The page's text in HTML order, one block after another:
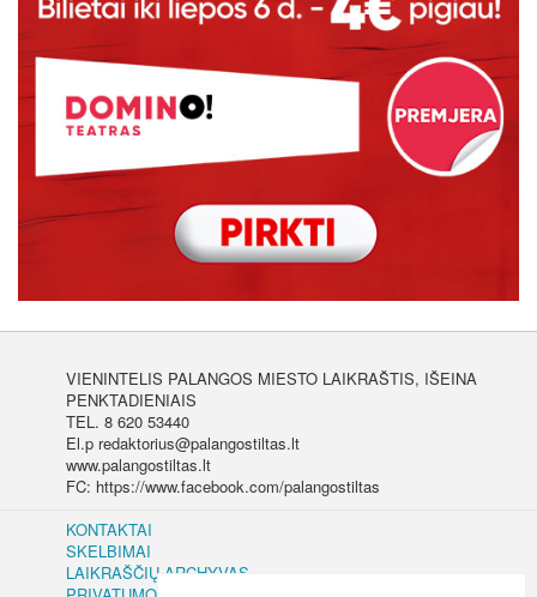
VIENINTELIS PALANGOS MIESTO LAIKRAŠTIS, IŠEINA
PENKTADIENIAIS
TEL. 8 620 53440
El.p redaktorius@palangostiltas.lt
www.palangostiltas.lt
FC: https://www.facebook.com/palangostiltas
KONTAKTAI
SKELBIMAI
LAIKRAŠČIŲ ARCHYVAS